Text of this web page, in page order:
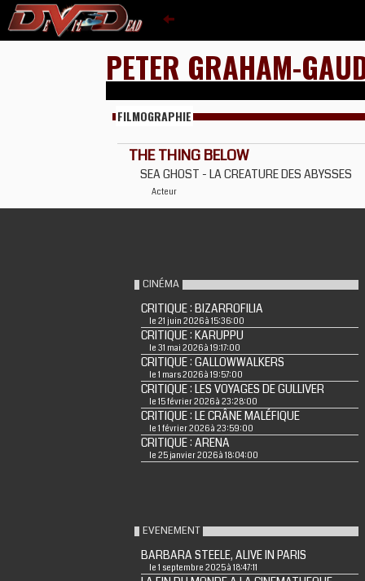
PETER GRAHAM-
FILMOGRAPHIE
THE THING BELOW
SEA GHOST - LA CREATURE DES ABYSSES
Acteur
CINÉMA
CRITIQUE : BIZARROFILIA
le 21 juin 2026 à 15:36:00
CRITIQUE : KARUPPU
le 31 mai 2026 à 19:17:00
CRITIQUE : GALLOWWALKERS
le 1 mars 2026 à 19:57:00
CRITIQUE : LES VOYAGES DE GULLIVER
le 15 février 2026 à 23:28:00
CRITIQUE : LE CRÂNE MALÉFIQUE
le 1 février 2026 à 23:59:00
CRITIQUE : ARENA
le 25 janvier 2026 à 18:04:00
EVENEMENT
BARBARA STEELE, ALIVE IN PARIS
le 1 septembre 2025 à 18:47:11